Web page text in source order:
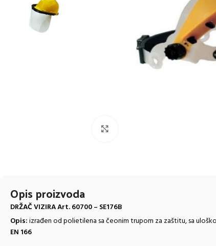
Opis proizvoda
DRŽAČ VIZIRAArt. 60700 – SE176B
Opis:izrađen od polietilena sa čeonim trupom za zaštitu, sa
EN 166